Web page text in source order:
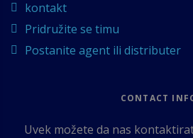
kontakt
Pridružite se timu
Postanite agent ili distributer
CONTACT
Uvek možete da nas